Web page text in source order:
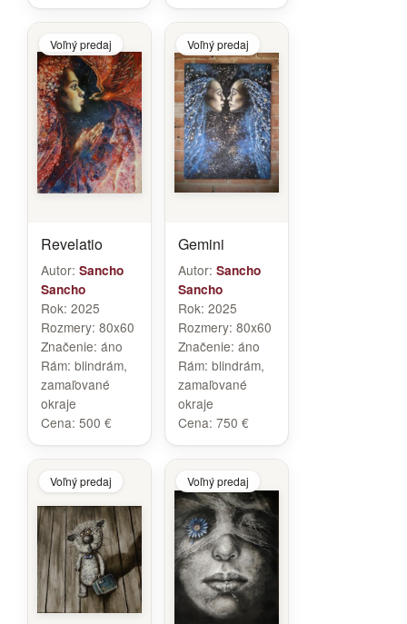
Voľný predaj
Revelatio
Autor: Sancho
Sancho
Rok: 2025
Rozmery: 80x60
Značenie: áno
Rám: blindrám,
zamaľované
okraje
Cena: 500 €
Voľný predaj
Gemini
Autor: Sancho
Sancho
Rok: 2025
Rozmery: 80x60
Značenie: áno
Rám: blindrám,
zamaľované
okraje
Cena: 750 €
Voľný predaj Voľný predaj